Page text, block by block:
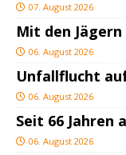
07. August 2026
Mit den
06. August 2026
Unfallflucht
06. August 2026
Seit 66 Jahren
06. August 2026